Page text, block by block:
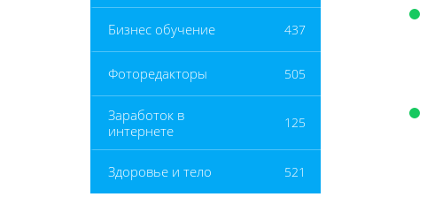
Бизнес обучение 437
Фоторедакторы 505
Заработок в
интернете
125
Здоровье и тело 521